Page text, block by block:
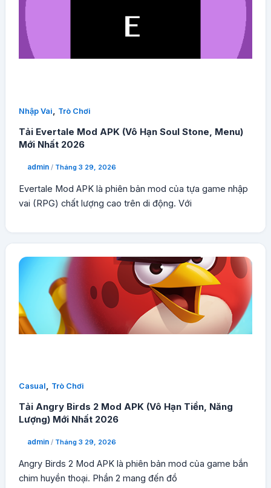
Nhập Vai, Trò Chơi
Tải Evertale Mod APK (Vô Hạn Soul Stone, Menu)
Mới Nhất 2026
admin / Tháng 3 29, 2026
Evertale Mod APK là phiên bản mod của tựa game nhập
vai (RPG) chất lượng cao trên di động. Với
Casual, Trò Chơi
Tải Angry Birds 2 Mod APK (Vô Hạn Tiền, Năng
Lượng) Mới Nhất 2026
admin / Tháng 3 29, 2026
Angry Birds 2 Mod APK là phiên bản mod của game bắn
chim huyền thoại. Phần 2 mang đến đồ